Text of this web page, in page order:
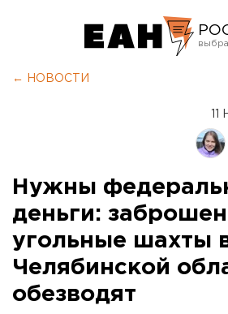
← НОВОСТИ
Нужны
деньги:
угольные шахты
Челябинской
обезводят